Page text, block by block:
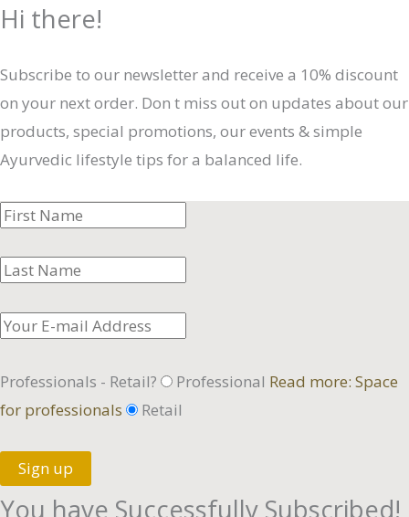
Hi there!
Subscribe to our newsletter and receive a 10% discount
on your next order. Don t miss out on updates about our
products, special promotions, our events & simple
Ayurvedic lifestyle tips for a balanced life.
Professionals - Retail? Professional Read more: Space
for professionals
Retail
Sign up
You have Successfully Subscribed!